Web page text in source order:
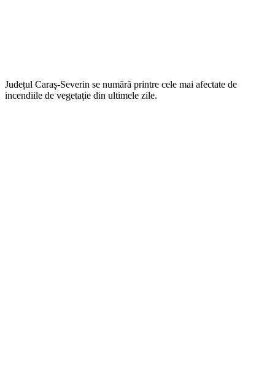
Județul Caraș-Severin se numără printre cele mai afectate de
incendiile de vegetație din ultimele zile.